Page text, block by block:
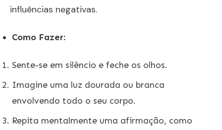
influências negativas.
Como Fazer:
Sente-se em silêncio e feche os olhos.
Imagine uma luz dourada ou branca
envolvendo todo o seu corpo.
Repita mentalmente uma afirmação, como